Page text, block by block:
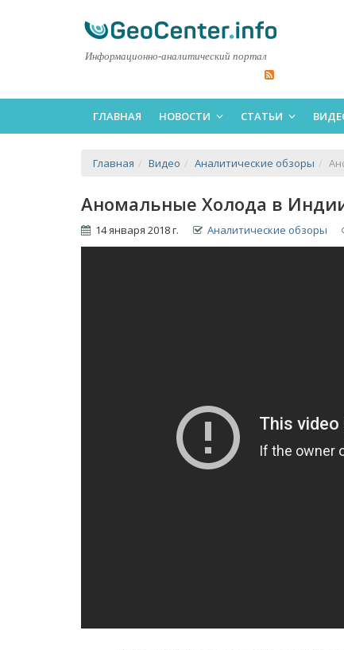
Информационно-аналитический портал
ГЛАВНАЯ НОВОСТИ СТАТЬИ
Главная Видео Аналитические обзоры
Аномальные Холода в
14 января 2018 г. Аналитические обзоры